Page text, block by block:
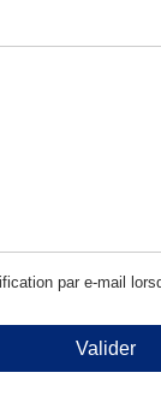
par e-mail
Valider